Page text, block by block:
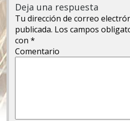
Deja una respuesta
Tu dirección de correo
publicada. Los campos
con*
Comentario